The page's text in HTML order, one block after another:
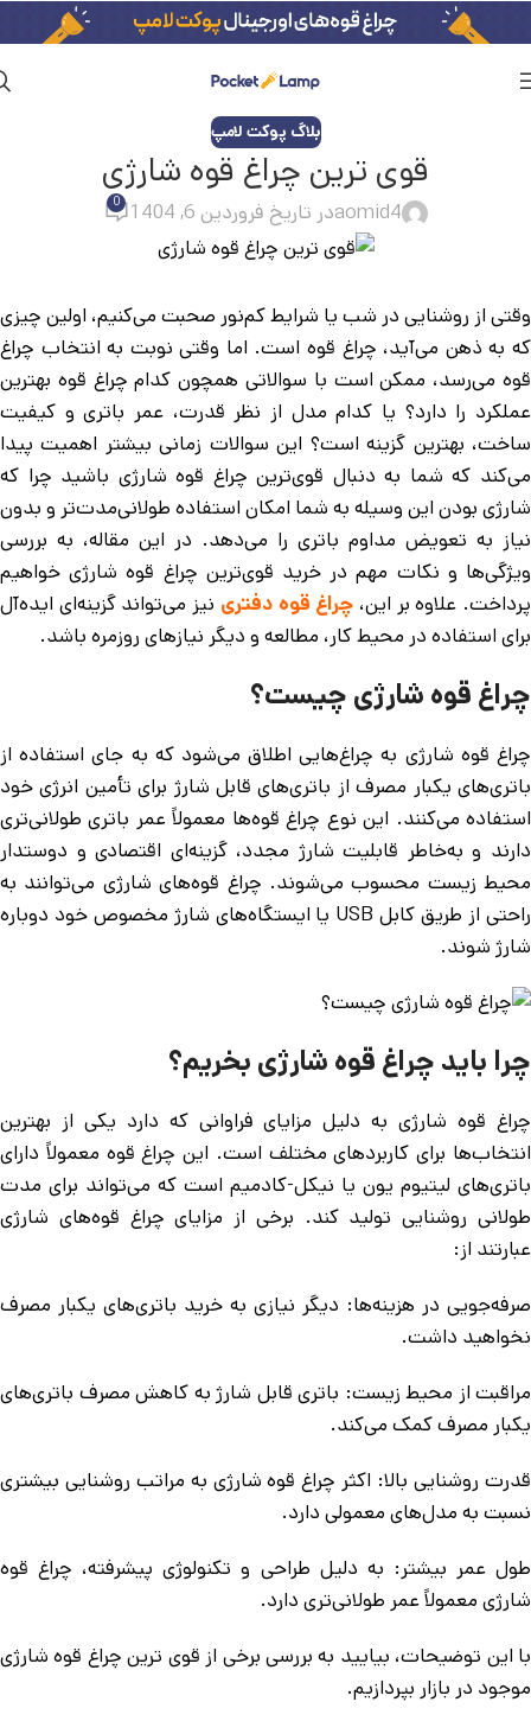
بلاگ پوکت لامپ
قوی ترین چراغ قوه شارژی
aomid4در تاریخ فروردین 6, 1404 0
وقتی از روشنایی در شب یا شرایط کم‌نور صحبت می‌کنیم، اولین چیزی
که به ذهن می‌آید، چراغ قوه است. اما وقتی نوبت به انتخاب چراغ
قوه می‌رسد، ممکن است با سوالاتی همچون کدام چراغ قوه بهترین
عملکرد را دارد؟ یا کدام مدل از نظر قدرت، عمر باتری و کیفیت
ساخت، بهترین گزینه است؟ این سوالات زمانی بیشتر اهمیت پیدا
می‌کند که شما به دنبال قوی‌ترین چراغ قوه شارژی باشید چرا که
شارژی بودن این وسیله به شما امکان استفاده طولانی‌مدت‌تر و بدون
نیاز به تعویض مداوم باتری را می‌دهد. در این مقاله، به بررسی
ویژگی‌ها و نکات مهم در خرید قوی‌ترین چراغ قوه شارژی خواهیم
پرداخت. علاوه بر این، چراغ قوه دفتری نیز می‌تواند گزینه‌ای ایده‌آل
برای استفاده در محیط کار، مطالعه و دیگر نیازهای روزمره باشد.
چراغ قوه شارژی چیست؟
چراغ قوه شارژی به چراغ‌هایی اطلاق می‌شود که به جای استفاده از
باتری‌های یکبار مصرف از باتری‌های قابل شارژ برای تأمین انرژی خود
استفاده می‌کنند. این نوع چراغ قوه‌ها معمولاً عمر باتری طولانی‌تری
دارند و به‌خاطر قابلیت شارژ مجدد، گزینه‌ای اقتصادی و دوستدار
محیط زیست محسوب می‌شوند. چراغ قوه‌های شارژی می‌توانند به
راحتی از طریق کابل USB یا ایستگاه‌های شارژ مخصوص خود دوباره
شارژ شوند.
چرا باید چراغ قوه شارژی بخریم؟
چراغ قوه شارژی به دلیل مزایای فراوانی که دارد یکی از بهترین
انتخاب‌ها برای کاربردهای مختلف است. این چراغ قوه معمولاً دارای
باتری‌های لیتیوم یون یا نیکل-کادمیم است که می‌تواند برای مدت
طولانی روشنایی تولید کند. برخی از مزایای چراغ قوه‌های شارژی
عبارتند از:
صرفه‌جویی در هزینه‌ها: دیگر نیازی به خرید باتری‌های یکبار مصرف
نخواهید داشت.
مراقبت از محیط زیست: باتری قابل شارژ به کاهش مصرف باتری‌های
یکبار مصرف کمک می‌کند.
قدرت روشنایی بالا: اکثر چراغ قوه شارژی به مراتب روشنایی بیشتری
نسبت به مدل‌های معمولی دارد.
طول عمر بیشتر: به دلیل طراحی و تکنولوژی پیشرفته، چراغ قوه
شارژی معمولاً عمر طولانی‌تری دارد.
با این توضیحات، بیایید به بررسی برخی از قوی ترین چراغ قوه شارژی
موجود در بازار بپردازیم.